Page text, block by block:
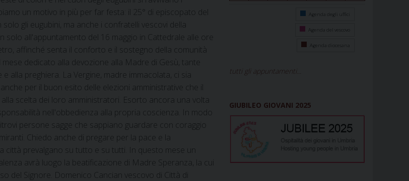
un motivo in più per far festa: il 25° di episcopato del
gli eugubini, ma anche i confratelli vescovi della
all'appuntamento del 16 maggio in Cattedrale alle ore
affinché senta il conforto e il sostegno della comunità
dedicato alla devozione alla Madre di Gesù, tante
alla preghiera. La Vergine, madre immacolata, ci sia
per il buon esito delle elezioni amministrative che il
scelta dei loro amministratori. Esorto ancora una volta
nell'obbedienza alla propria coscienza. In modo
persone sagge che sappiano guardare con coraggio
Chiedo anche di pregare per la pace e la
prevalgano su tutto e su tutti. In questo mese un
avrà luogo la beatificazione di Madre Speranza, la cui
del Signore. Domenico Cancian vescovo di Città di
Agenda degli uffici
Agenda del vescovo
Agenda diocesana
tutti gli appuntamenti...
GIUBILEO GIOVANI 2025